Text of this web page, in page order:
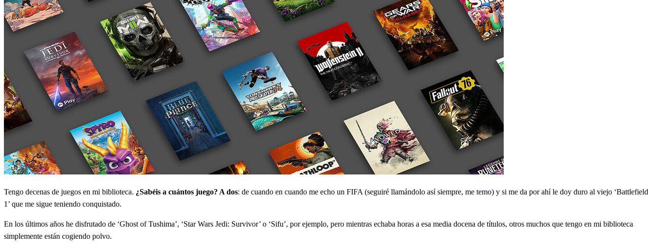
Tengo decenas de juegos en mi biblioteca. ¿Sabéis a cuántos juego? A dos: de cuando en cuando me echo un FIFA (seguiré llamándolo así siempre, me temo) y si me da por ahí le doy duro al viejo ‘Battlefield
1’ que me sigue teniendo conquistado.
En los últimos años he disfrutado de ‘Ghost of Tushima’, ‘Star Wars Jedi: Survivor’ o ‘Sifu’, por ejemplo, pero mientras echaba horas a esa media docena de títulos, otros muchos que tengo en mi biblioteca
simplemente están cogiendo polvo.